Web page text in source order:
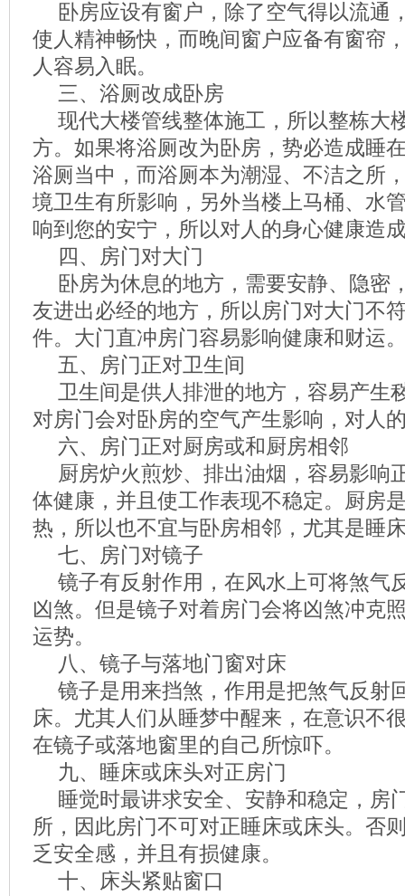
卧房应设有窗户，除了空气得以流通
使人精神畅快，而晚间窗户应备有窗帘
人容易入眠。
三、浴厕改成卧房
现代大楼管线整体施工，所以整栋大
方。如果将浴厕改为卧房，势必造成睡
浴厕当中，而浴厕本为潮湿、不洁之所
境卫生有所影响，另外当楼上马桶、水
响到您的安宁，所以对人的身心健康造
四、房门对大门
卧房为休息的地方，需要安静、隐密
友进出必经的地方，所以房门对大门不
件。大门直冲房门容易影响健康和财运
五、房门正对卫生间
卫生间是供人排泄的地方，容易产生
对房门会对卧房的空气产生影响，对人
六、房门正对厨房或和厨房相邻
厨房炉火煎炒、排出油烟，容易影响
体健康，并且使工作表现不稳定。厨房
热，所以也不宜与卧房相邻，尤其是睡
七、房门对镜子
镜子有反射作用，在风水上可将煞气
凶煞。但是镜子对着房门会将凶煞冲克
运势。
八、镜子与落地门窗对床
镜子是用来挡煞，作用是把煞气反射
床。尤其人们从睡梦中醒来，在意识不
在镜子或落地窗里的自己所惊吓。
九、睡床或床头对正房门
睡觉时最讲求安全、安静和稳定，房
所，因此房门不可对正睡床或床头。否
乏安全感，并且有损健康。
十、床头紧贴窗口